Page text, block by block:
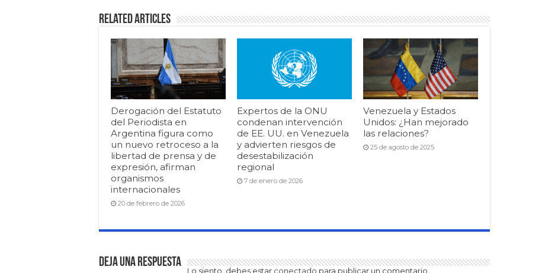
Related Articles
Derogación del Estatuto
del Periodista en
Argentina figura como
un nuevo retroceso a la
libertad de prensa y de
expresión, afirman
organismos
internacionales
20 de febrero de 2026
Expertos de la ONU
condenan intervención
de EE. UU. en Venezuela
y advierten riesgos de
desestabilización
regional
7 de enero de 2026
Venezuela y Estados
Unidos: ¿Han mejorado
las relaciones?
25 de agosto de 2025
Deja una respuesta
Lo siento, debes estar conectado para publicar un comentario.